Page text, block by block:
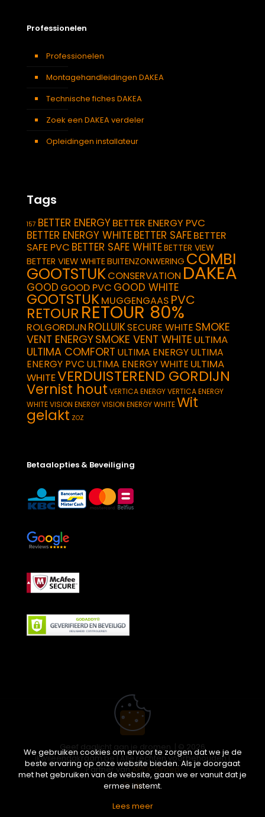
Professionelen
Professionelen
Montagehandleidingen DAKEA
Technische fiches DAKEA
Zoek een DAKEA verdeler
Opleidingen installateur
Tags
157 BETTER ENERGYBETTER ENERGY PVC
BETTER ENERGY WHITEBETTER SAFEBETTER
SAFE PVC BETTER SAFE WHITEBETTER VIEW
BETTER VIEW WHITEBUITENZONWERING COMBI
GOOTSTUKCONSERVATION DAKEA
GOOD GOOD PVC GOOD WHITE
GOOTSTUKMUGGENGAAS PVC
RETOUR RETOUR 80%
ROLGORDIJN ROLLUIKSECURE WHITE SMOKE
VENT ENERGYSMOKE VENT WHITE ULTIMA
ULTIMA COMFORT ULTIMA ENERGYULTIMA
ENERGY PVC ULTIMA ENERGY WHITE ULTIMA
WHITEVERDUISTEREND GORDIJN
Vernist hout VERTICA ENERGYVERTICA ENERGY
WHITEVISION ENERGYVISION ENERGY WHITEWit
gelakt ZOZ
Betaalopties & Beveiliging
Geef daglicht aan je dromen. | © 2026
ikwileendakraam.be | Alle rechten voorbehouden |
Partner vanAPEX-Groep
We gebruiken cookies om ervoor te zorgen dat we je de
beste ervaring op onze website bieden. Als je doorgaat
met het gebruiken van de website, gaan we er vanuit dat je
ermee instemt.
Lees meer